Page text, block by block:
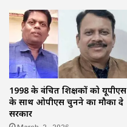
1998 के वंचित शिक्षकों को यूपीएस
के साथ ओपीएस चुनने का मौका दे
सरकार